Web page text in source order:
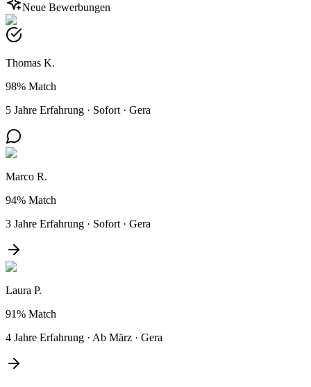
Neue Bewerbungen
Thomas K.
98% Match
5 Jahre Erfahrung · Sofort · Gera
Marco R.
94% Match
3 Jahre Erfahrung · Sofort · Gera
Laura P.
91% Match
4 Jahre Erfahrung · Ab März · Gera